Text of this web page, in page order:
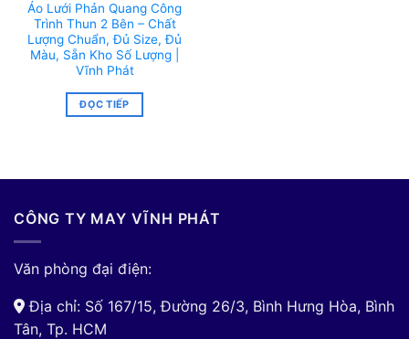
Áo Lưới Phản Quang Công
Trình Thun 2 Bên – Chất
Lượng Chuẩn, Đủ Size, Đủ
Màu, Sẵn Kho Số Lượng |
Vĩnh Phát
ĐỌC TIẾP
CÔNG TY MAY VĨNH PHÁT
Văn phòng đại điện:
Địa chỉ: Số 167/15, Đường 26/3, Bình Hưng Hòa, Bình
Tân, Tp. HCM